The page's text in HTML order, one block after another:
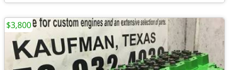
$3,800